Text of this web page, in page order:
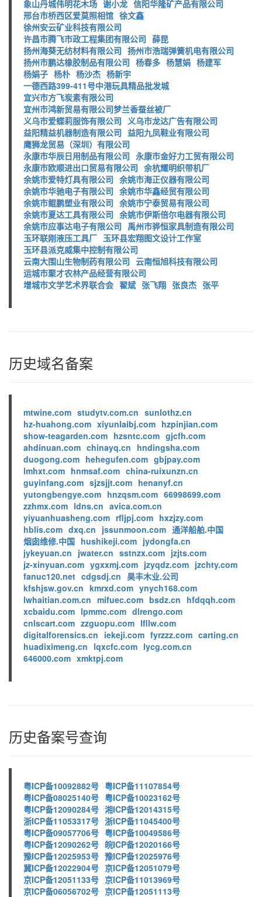
象山丹城伟明花木场 谢小龙 信阳华隆矿产品有限公司
邢台市桥西区爱莫照相馆 徐文鑫
徐州安云矿业科技有限公司
许昌市腾飞市政工程集团有限公司 薛昆
扬州海葵无纺材料有限公司 扬州市浩瑞弹簧机电有限公司
扬州市鹏达橡胶制品有限公司 杨春多 杨慧娟 杨建军
杨娟子 杨朴 杨沙杰 杨新宇
一德西路399-411号中港玩具精品批发城
宜兴市方飞炭素有限公司
宜州市鸿新贸易有限公司梦兰香蚕丝被厂
义乌市爱蝶莉服饰有限公司 义乌市龙达广告有限公司
益阳精益机器制造有限公司 益阳九凤鞋业有限公司
鹰狮龙贸易（深圳）有限公司
永康市华辰日用制品有限公司 永康市金好力工贸有限公司
永康市欧顺进出口贸易有限公司 余杭耀明织带机厂
余姚市爱特灯具有限公司 余姚市海正仪器有限公司
余姚市华驰电子有限公司 余姚市华鑫经贸有限公司
余姚市鲲鹏塑业有限公司 余姚市宁泰贸易有限公司
余姚市夏达工具有限公司 余姚市伊斯倍尔电器有限公司
余姚市应事达电子有限公司 禹州市骅恒家具制造有限公司
玉环联刚液压工具厂 玉环县宏翔图文设计工作室
玉环县派克威集中控制有限公司
云南大围山生物制药有限公司 云南恒旭科技有限公司
运城市聚才农林产品经营有限公司
增城市文学艺术界联合会 翟斌 张飞翔 张良杰 张平
历史域名备案
mtwine.com studytv.com.cn sunlothz.cn
hz-huahong.com xiyunlaibj.com hzpinjian.com
show-teagarden.com hzsntc.com gjcfh.com
ahdinuan.com chinayq.cn hndingsha.com
duogong.com hehegufen.com gbjpay.com
lmhxt.com hnmsaf.com china-ruixunzn.cn
guyinfang.com sjzsjjt.com henanyf.cn
yutongbengye.com hnzqsm.com 66998699.com
zzhmx.com ldns.cn avica.com.cn
yiyuanhuasheng.com rfljpj.com hxzjzy.com
hblis.com dxq.cn jssunmoon.com 通洋船舶.中国
烟囱维修.中国 hushikeji.com jydongfa.cn
jykeyuan.cn jwater.cn sstnzx.com jzjts.com
jz-xinyuan.com ygxxmj.com jzyqdz.com jzchty.com
fanuc120.net cdgsdj.cn 昊丰木业.公司
kfshjsw.gov.cn kmrxd.com ynych168.com
lwhaitian.com.cn mifuec.com bsdz.cn hfdqqh.com
xcbaidu.com lpmmc.com dlrengo.com
cnlscart.com zzguopu.com lfllw.com
digitalforensics.cn iekeji.com fyrzzz.com carting.cn
huadiximeng.cn lqxcfc.com lycg.com.cn
646000.com xmktpj.com
历史备案号查询
粤ICP备10092882号 粤ICP备11107854号
粤ICP备08025140号 粤ICP备10023162号
粤ICP备12090284号 湘ICP备12014315号
浙ICP备11053317号 浙ICP备11045400号
粤ICP备09057706号 粤ICP备10049586号
粤ICP备12090262号 皖ICP备12020166号
豫ICP备12025953号 豫ICP备12025976号
冀ICP备12022904号 京ICP备12051079号
京ICP备12051133号 京ICP备11013969号
京ICP备06056702号 京ICP备12051113号